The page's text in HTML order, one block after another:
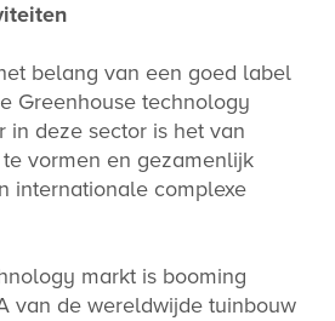
belang van een goed label
Greenhouse technology
in deze sector is het van
vormen en gezamenlijk
internationale complexe
markt is booming
van de wereldwijde tuinbouw